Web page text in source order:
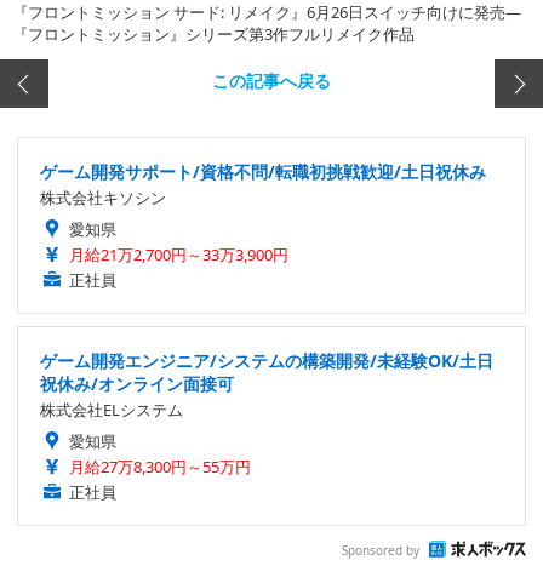
『フロントミッション サード: リメイク』6月26日スイッチ向けに発売―
『フロントミッション』シリーズ第3作フルリメイク作品
この記事へ戻る
ゲーム開発サポート/資格不問/転職初挑戦歓迎/土日祝休み
株式会社キソシン
愛知県
月給21万2,700円～33万3,900円
正社員
ゲーム開発エンジニア/システムの構築開発/未経験OK/土日
祝休み/オンライン面接可
株式会社ELシステム
愛知県
月給27万8,300円～55万円
正社員
Sponsored by